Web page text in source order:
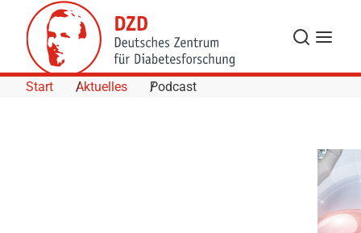
Skip to Content
Suche
Start Aktuelles Podcast